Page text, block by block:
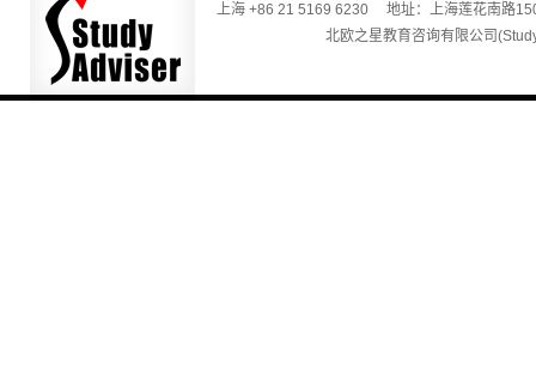
上海 +86 21 5169 6230 地址：上海莲花南路
北欧之星教育咨询有限公司